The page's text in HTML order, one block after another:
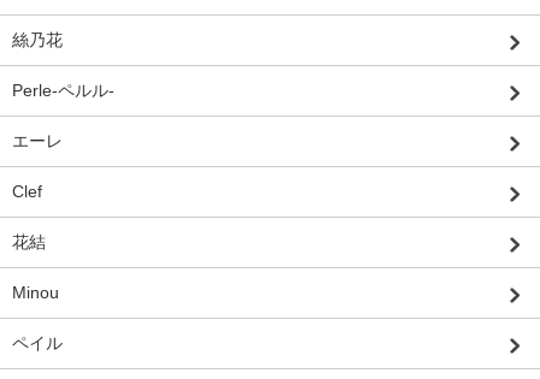
絲乃花
Perle-ペルル-
エーレ
Clef
花結
Minou
ペイル